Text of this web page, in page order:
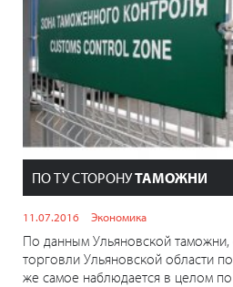
ПО ТУ СТОРОНУТАМОЖНИ
11.07.2016 Экономика
По данным Ульяновской
торговли Ульяновской области
же самое наблюдается в целом по